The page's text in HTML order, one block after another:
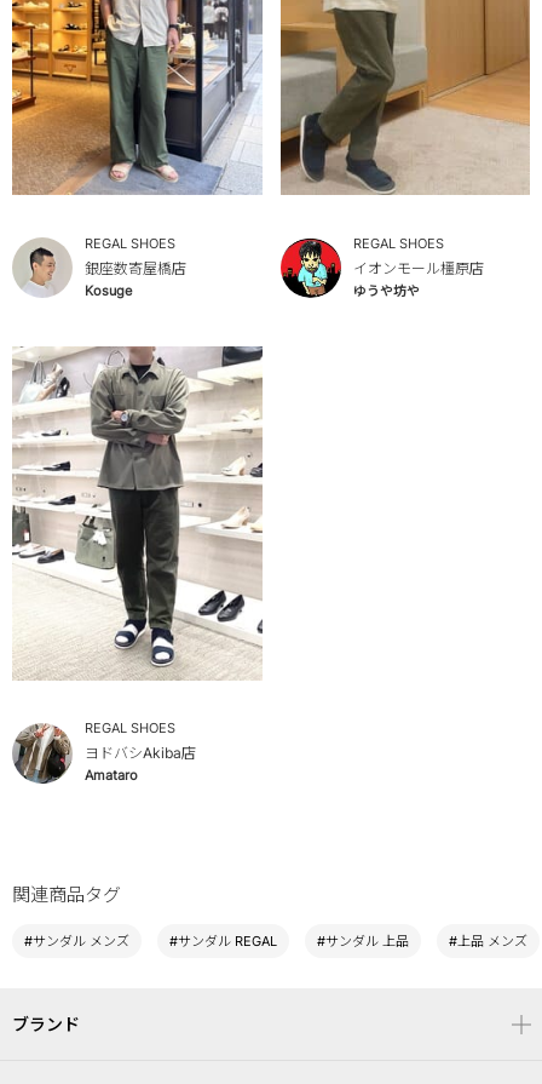
REGAL SHOES
銀座数寄屋橋店
Kosuge
REGAL SHOES
イオンモール橿原店
ゆうや坊や
REGAL SHOES
ヨドバシAkiba店
Amataro
関連商品タグ
#サンダル メンズ #サンダル REGAL #サンダル 上品 #上品 メンズ
ブランド